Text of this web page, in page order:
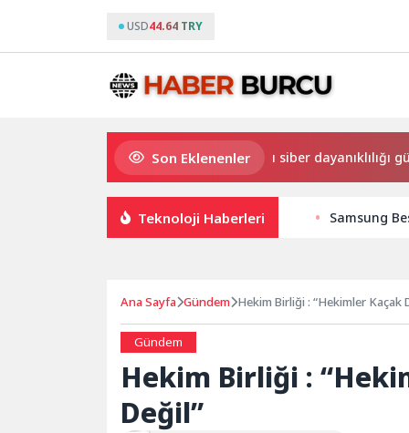
USD44.64 TRY
Son Eklenenler
Doğru BT alışkanlıkları siber dayanıklılığı güçlendiriyor
Teknoloji Haberleri Samsung
Ana Sayfa Gündem Hekim Birliği : “Hekimler Kaçak
Gündem
Hekim Birliği :
Değil”